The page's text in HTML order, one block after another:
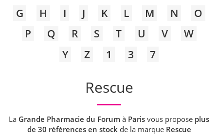
G
H I J K L M N
O
P
Q R S T U V
W
Y
Z 1 3 7
Rescue
La Grande Pharmacie du Forum à Paris vous propose plus
de 30 références en stock de la marque Rescue